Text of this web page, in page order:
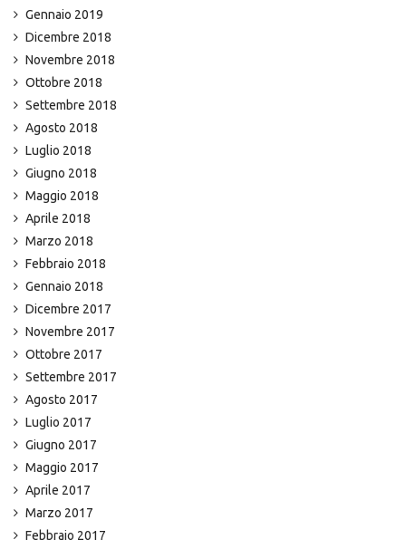
Gennaio 2019
Dicembre 2018
Novembre 2018
Ottobre 2018
Settembre 2018
Agosto 2018
Luglio 2018
Giugno 2018
Maggio 2018
Aprile 2018
Marzo 2018
Febbraio 2018
Gennaio 2018
Dicembre 2017
Novembre 2017
Ottobre 2017
Settembre 2017
Agosto 2017
Luglio 2017
Giugno 2017
Maggio 2017
Aprile 2017
Marzo 2017
Febbraio 2017